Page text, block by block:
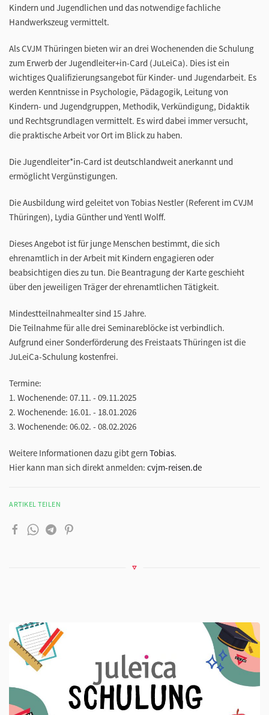
Kindern und Jugendlichen und das notwendige fachliche
Handwerkszeug vermittelt.
Als CVJM Thüringen bieten wir an drei Wochenenden die Schulung
zum Erwerb der Jugendleiter+in-Card (JuLeiCa). Dies ist ein
wichtiges Qualifizierungsangebot für Kinder- und Jugendarbeit. Es
werden Kenntnisse in Psychologie, Pädagogik, Leitung von
Kindern- und Jugendgruppen, Methodik, Verkündigung, Didaktik
und Rechtsgrundlagen vermittelt. Es wird dabei immer versucht,
die praktische Arbeit vor Ort im Blick zu haben.
Die Jugendleiter*in-Card ist deutschlandweit anerkannt und
ermöglicht Vergünstigungen.
Die Ausbildung wird geleitet von Tobias Nestler (Referent im CVJM
Thüringen), Lydia Günther und Yentl Wolff.
Dieses Angebot ist für junge Menschen bestimmt, die sich
ehrenamtlich in der Arbeit mit Kindern engagieren oder
beabsichtigen dies zu tun. Die Beantragung der Karte geschieht
über den jeweiligen Träger der ehrenamtlichen Tätigkeit.
Mindestteilnahmealter sind 15 Jahre.
Die Teilnahme für alle drei Seminareblöcke ist verbindlich.
Aufgrund einer Sonderförderung des Freistaats Thüringen ist die
JuLeiCa-Schulung kostenfrei.
Termine:
1. Wochenende: 07.11. - 09.11.2025
2. Wochenende: 16.01. - 18.01.2026
3. Wochenende: 06.02. - 08.02.2026
Weitere Informationen dazu gibt gern Tobias.
Hier kann man sich direkt anmelden: cvjm-reisen.de
ARTIKEL TEILEN